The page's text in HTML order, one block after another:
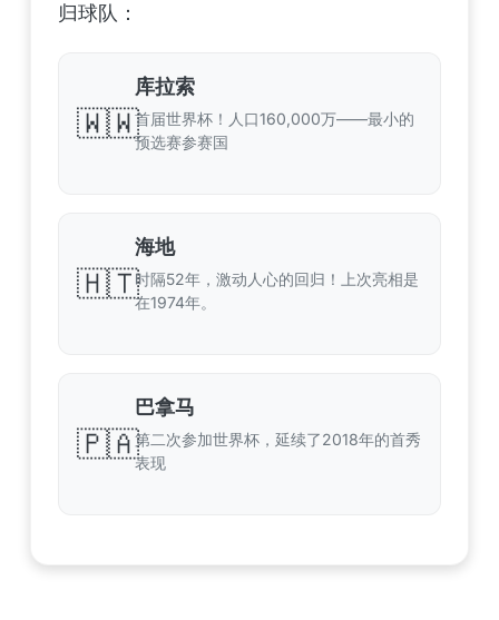
归球队：
🇼🇼
库拉索
首届世界杯！人口160,000万——最小的
预选赛参赛国
🇭🇹
海地
时隔52年，激动人心的回归！上次亮相是
在1974年。
🇵🇦
巴拿马
第二次参加世界杯，延续了2018年的首秀
表现